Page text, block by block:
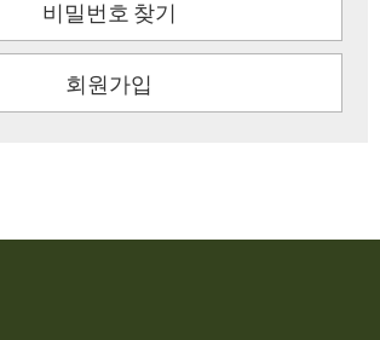
비밀번호 찾기
회원가입